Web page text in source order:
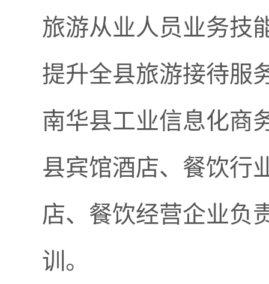
旅游从业人员业务技
提升全县旅游接待服
南华县工业信息化商
县宾馆酒店、餐饮行
店、餐饮经营企业负
训。